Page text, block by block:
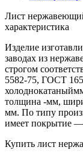
Лист
характеристика
Изделие
заводах из
строгом
5582-75, ГОСТ
толщина -мм,
мм. По типу
имеет покрытие —
Купить лист